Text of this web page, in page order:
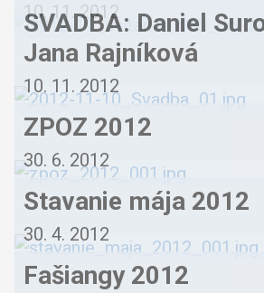
10. 11. 2012
SVADBA: Daniel
Jana Rajníková
10. 11. 2012
ZPOZ 2012
30. 6. 2012
Stavanie mája 2012
30. 4. 2012
Fašiangy 2012